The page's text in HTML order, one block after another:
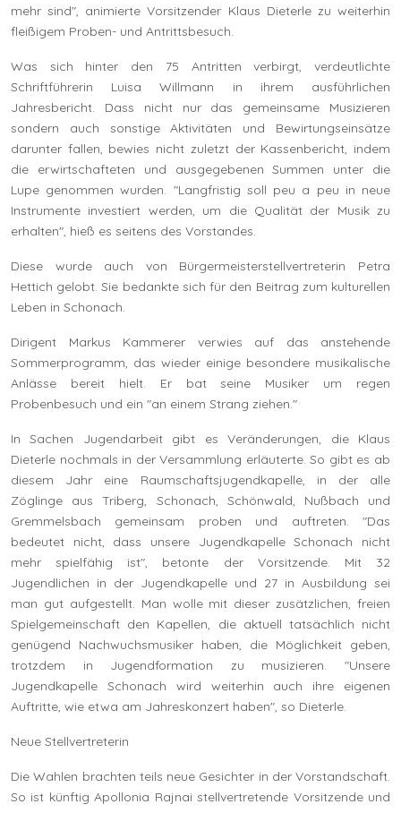
mehr sind", animierte Vorsitzender Klaus Dieterle zu weiterhin
fleißigem Proben- und Antrittsbesuch.
Was sich hinter den 75 Antritten verbirgt, verdeutlichte
Schriftführerin Luisa Willmann in ihrem ausführlichen
Jahresbericht. Dass nicht nur das gemeinsame Musizieren
sondern auch sonstige Aktivitäten und Bewirtungseinsätze
darunter fallen, bewies nicht zuletzt der Kassenbericht, indem
die erwirtschafteten und ausgegebenen Summen unter die
Lupe genommen wurden. "Langfristig soll peu a peu in neue
Instrumente investiert werden, um die Qualität der Musik zu
erhalten", hieß es seitens des Vorstandes.
Diese wurde auch von Bürgermeisterstellvertreterin Petra
Hettich gelobt. Sie bedankte sich für den Beitrag zum kulturellen
Leben in Schonach.
Dirigent Markus Kammerer verwies auf das anstehende
Sommerprogramm, das wieder einige besondere musikalische
Anlässe bereit hielt. Er bat seine Musiker um regen
Probenbesuch und ein "an einem Strang ziehen."
In Sachen Jugendarbeit gibt es Veränderungen, die Klaus
Dieterle nochmals in der Versammlung erläuterte. So gibt es ab
diesem Jahr eine Raumschaftsjugendkapelle, in der alle
Zöglinge aus Triberg, Schonach, Schönwald, Nußbach und
Gremmelsbach gemeinsam proben und auftreten. "Das
bedeutet nicht, dass unsere Jugendkapelle Schonach nicht
mehr spielfähig ist", betonte der Vorsitzende. Mit 32
Jugendlichen in der Jugendkapelle und 27 in Ausbildung sei
man gut aufgestellt. Man wolle mit dieser zusätzlichen, freien
Spielgemeinschaft den Kapellen, die aktuell tatsächlich nicht
genügend Nachwuchsmusiker haben, die Möglichkeit geben,
trotzdem in Jugendformation zu musizieren. "Unsere
Jugendkapelle Schonach wird weiterhin auch ihre eigenen
Auftritte, wie etwa am Jahreskonzert haben", so Dieterle.
Neue Stellvertreterin
Die Wahlen brachten teils neue Gesichter in der Vorstandschaft.
So ist künftig Apollonia Rajnai stellvertretende Vorsitzende und